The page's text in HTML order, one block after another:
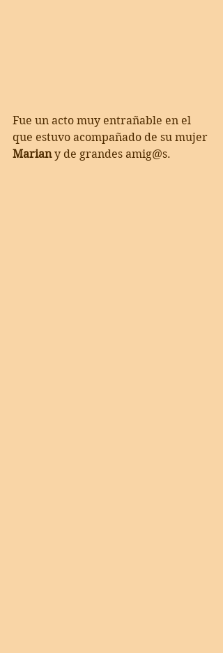
Fue un acto muy entrañable en el
que estuvo acompañado de su mujer
Marian y de grandes amig@s.